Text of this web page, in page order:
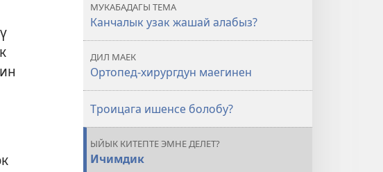
МУКАБАДАГЫ ТЕМА
Канчалык узак жашай алабыз?
ДИЛ МАЕК
Ортопед-хирургдун маегинен
Троицага ишенсе болобу?
ЫЙЫК КИТЕПТЕ ЭМНЕ ДЕЛЕТ?
Ичимдик